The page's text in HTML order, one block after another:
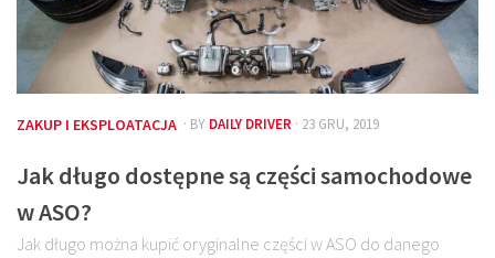
ZAKUP I EKSPLOATACJA · BY DAILY DRIVER · 23 GRU, 2019
Jak długo dostępne są części samochodowe
w ASO?
Jak długo można kupić oryginalne części w ASO do danego